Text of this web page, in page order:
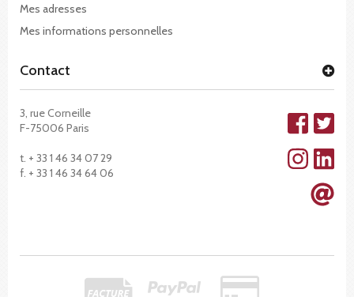
Mes adresses
Mes informations personnelles
Contact
3, rue Corneille
F-75006 Paris
t. + 33 1 46 34 07 29
f. + 33 1 46 34 64 06